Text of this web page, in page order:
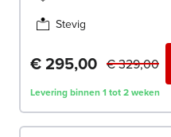
Stevig
€ 295,00 € 329,00
Levering binnen 1 tot 2 weken